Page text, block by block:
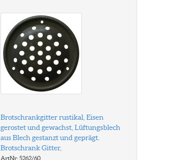
Brotschrankgitter rustikal, Eisen
gerostet und gewachst, Lüftungsblech
aus Blech gestanzt und geprägt.
Brotschrank Gitter,
ArtNr: 5262/60